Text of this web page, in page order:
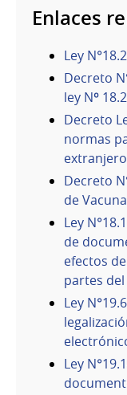
Enlaces
Ley
Decreto
ley Nº
Decreto
normas
Decreto
de
Ley
de
efectos
partes
Ley
Ley